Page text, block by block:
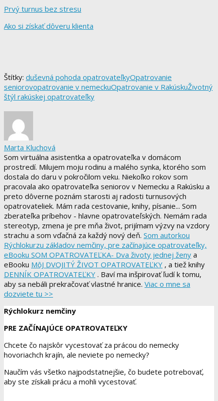
Prvý turnus bez stresu
Ako si získať dôveru klienta
Štítky: duševná pohoda opatrovateľkyOpatrovanie
seniorovopatrovanie v nemeckuOpatrovanie v RakúskuŽivotný
štýl rakúskej opatrovateľky
Marta Kluchová
Som virtuálna asistentka a opatrovateľka v domácom
prostredí. Milujem moju rodinu a malého synka, ktorého som
dostala do daru v pokročilom veku. Niekoľko rokov som
pracovala ako opatrovateľka seniorov v Nemecku a Rakúsku a
preto dôverne poznám starosti aj radosti turnusových
opatrovateliek. Mám rada cestovanie, knihy, písanie... Som
zberateľka príbehov - hlavne opatrovateľských. Nemám rada
stereotyp, zmena je pre mňa život, prijímam výzvy na vzdory
strachu a som vďačná za každý nový deň. Som autorkou
Rýchlokurzu základov nemčiny, pre začínajúce opatrovateľky,
eBooku SOM OPATROVATEĽKA- Dva životy jednej ženy a
eBooku MôJ DVOJITÝ ŽIVOT OPATROVATEĽKY , a tiež knihy
DENNÍK OPATROVATEĽKY . Baví ma inšpirovať ľudí k tomu,
aby sa nebáli prekračovať vlastné hranice. Viac o mne sa
dozviete tu >>
Rýchlokurz nemčiny
PRE ZAČÍNAJÚCE OPATROVATEĽKY
Chcete čo najskôr vycestovať za prácou do nemecky
hovoriachch krajín, ale neviete po nemecky?
Naučím vás všetko najpodstatnejšie, čo budete potrebovať,
aby ste získali prácu a mohli vycestovať.